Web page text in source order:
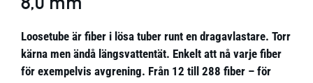
Loosetube är fiber i lösa tuber runt en dragavlastare. Torr
kärna men ändå längsvattentät. Enkelt att nå varje fiber
för exempelvis avgrening. Från 12 till 288 fiber – för